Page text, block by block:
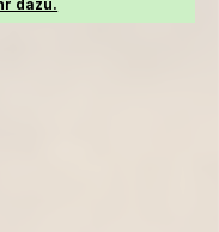
dazu.